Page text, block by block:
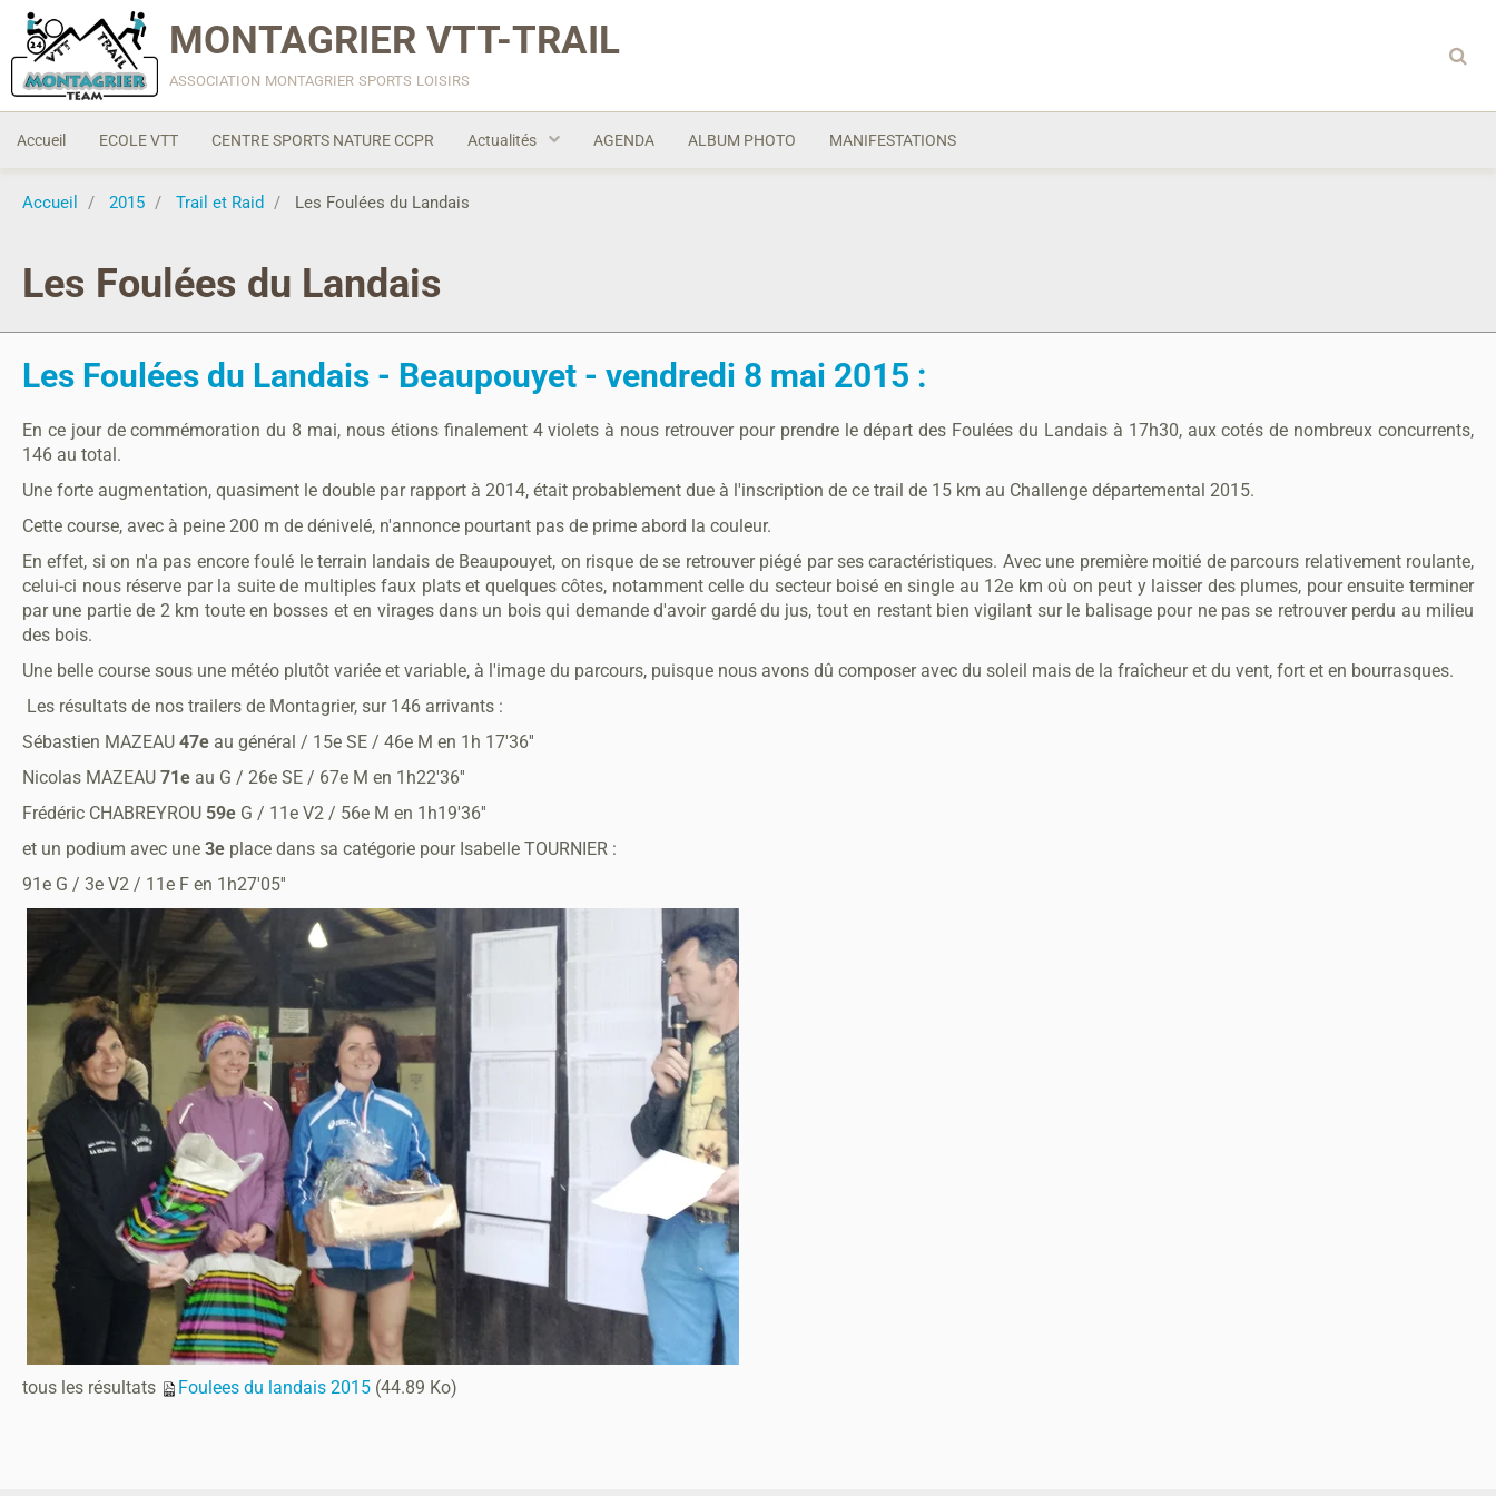
MONTAGRIER VTT-TRAIL
association montagrier sports loisirs
Accueil ECOLE VTT CENTRE SPORTS NATURE CCPR Actualités AGENDA ALBUM PHOTO MANIFESTATIONS
Accueil 2015 Trail et Raid Les Foulées du Landais
Les Foulées du Landais
Les Foulées du Landais - Beaupouyet - vendredi 8 mai 2015 :
En ce jour de commémoration du 8 mai, nous étions finalement 4 violets à nous retrouver pour prendre le départ des Foulées du Landais à 17h30, aux cotés de nombreux concurrents,
146 au total.
Une forte augmentation, quasiment le double par rapport à 2014, était probablement due à l'inscription de ce trail de 15 km au Challenge départemental 2015.
Cette course, avec à peine 200 m de dénivelé, n'annonce pourtant pas de prime abord la couleur.
En effet, si on n'a pas encore foulé le terrain landais de Beaupouyet, on risque de se retrouver piégé par ses caractéristiques. Avec une première moitié de parcours relativement roulante,
celui-ci nous réserve par la suite de multiples faux plats et quelques côtes, notamment celle du secteur boisé en single au 12e km où on peut y laisser des plumes, pour ensuite terminer
par une partie de 2 km toute en bosses et en virages dans un bois qui demande d'avoir gardé du jus, tout en restant bien vigilant sur le balisage pour ne pas se retrouver perdu au milieu
des bois.
Une belle course sous une météo plutôt variée et variable, à l'image du parcours, puisque nous avons dû composer avec du soleil mais de la fraîcheur et du vent, fort et en bourrasques.
Les résultats de nos trailers de Montagrier, sur 146 arrivants :
Sébastien MAZEAU 47e au général / 15e SE / 46e M en 1h 17'36''
Nicolas MAZEAU 71e au G / 26e SE / 67e M en 1h22'36''
Frédéric CHABREYROU 59e G / 11e V2 / 56e M en 1h19'36''
et un podium avec une 3e place dans sa catégorie pour Isabelle TOURNIER :
91e G / 3e V2 / 11e F en 1h27'05''
tous les résultats Foulees du landais 2015 (44.89 Ko)